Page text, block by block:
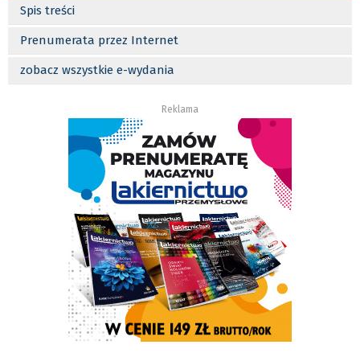
Spis treści
Prenumerata przez Internet
zobacz wszystkie e-wydania
Reklama